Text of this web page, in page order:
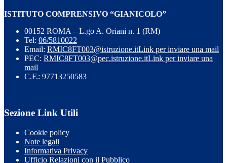
ISTITUTO COMPRENSIVO “GIANICOLO”
00152 ROMA – L.go A. Oriani n. 1 (RM)
Tel: 06/5810022
Email: RMIC8FT003@istruzione.itLink per inviare una mail
PEC: RMIC8FT003@pec.istruzione.itLink per inviare una
mail
C.F.: 97713250583
Sezione Link Utili
Cookie policy
Note legali
Informativa Privacy
Ufficio Relazioni con il Pubblico